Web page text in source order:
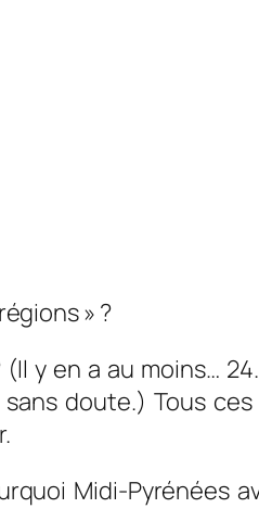
» ?
y en a au moins…
doute.) Tous
Midi-Pyrénées